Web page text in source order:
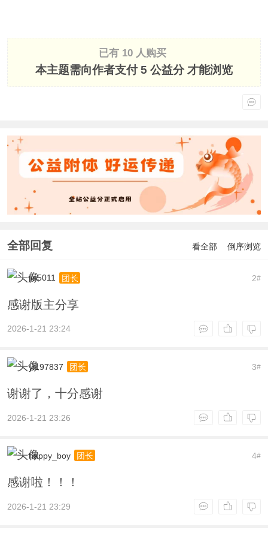
已有 10 人购买
本主题需向作者支付5 公益分才能浏览
全部回复 看全部 倒序浏览
2#
jin5011 团长
感谢版主分享
2026-1-21 23:24
3#
yl197837 团长
谢谢了，十分感谢
2026-1-21 23:26
4#
happy_boy 团长
感谢啦！！！
2026-1-21 23:29